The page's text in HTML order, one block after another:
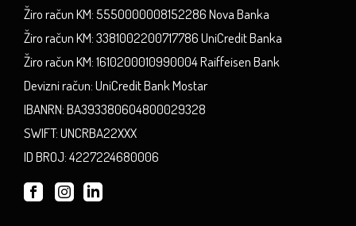
Žiro račun KM: 5550000008152286 Nova Banka
Žiro račun KM: 3381002200717786 UniCredit Banka
Žiro račun KM: 1610200010990004 Raiffeisen Bank
Devizni račun: UniCredit Bank Mostar
IBANRN: BA393380604800029328
SWIFT: UNCRBA22XXX
ID BROJ: 4227224680006